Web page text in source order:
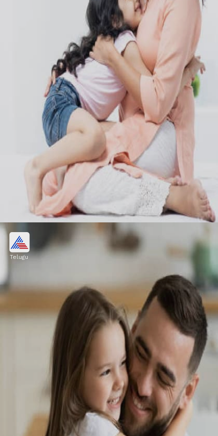
యోగా
యోగా శరీర అభివృద్ధికి చాలా ముఖ్యం. యోగాసనాలను
వేయించడం ద్వారా శరీరంలోని అన్ని అవయవాలు
ఆరోగ్యంగా పనిచేస్తాయి.
Image credits: unsplash
Telugu